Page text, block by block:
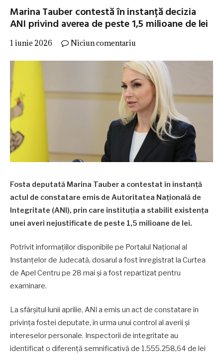
Marina Tauber contestă în instanță decizia
ANI privind averea de peste 1,5 milioane de lei
1 iunie 2026 Niciun comentariu
Fosta deputată Marina Tauber a contestat în instanță
actul de constatare emis de Autoritatea Națională de
Integritate (ANI), prin care instituția a stabilit existența
unei averi nejustificate de peste 1,5 milioane de lei.
Potrivit informațiilor disponibile pe Portalul Național al
Instanțelor de Judecată, dosarul a fost înregistrat la Curtea
de Apel Centru pe 28 mai și a fost repartizat pentru
examinare.
La sfârșitul lunii aprilie, ANI a emis un act de constatare în
privința fostei deputate, în urma unui control al averii și
intereselor personale. Inspectorii de integritate au
identificat o diferență semnificativă de 1.555.258,64 de lei